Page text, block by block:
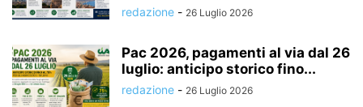
redazione - 26 Luglio 2026
Pac 2026, pagamenti al via dal 26
luglio: anticipo storico fino...
redazione - 26 Luglio 2026